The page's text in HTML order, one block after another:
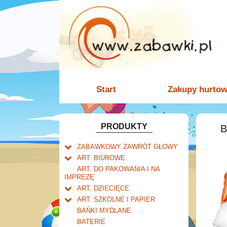
Start Zakupy
PRODUKTY
ZABAWKOWY ZAWRÓT GŁOWY
Welly.
Mały naukowiec.
Zabawki dla chłopców.
cybertransformacja
Akcesoria dla lalek.
ART. BIUROWE.
Kalendarze.
Książkowe
Wieloletnie
Ścienne
Zdzieraki
Dziurkacze i zszywacze.
Klipy i spinacze.
Korektory.
Skoroszyty, teczki i segregatory.
ART. DO PAKOWANIA I NA
IMPREZĘ
ART. DZIECIĘCE
Artykuły drogeryjne.
Produkty dla mamy i
ART. SZKOLNE I PAPIER
Tornistry, plecaki i walizki.
Drobne artykuły szkolne.
BAŃKI MYDLANE.
BATERIE